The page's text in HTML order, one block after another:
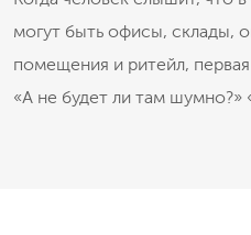
могут быть офисы, склады,
помещения и ритейл,
«А не будет ли там шумно?»